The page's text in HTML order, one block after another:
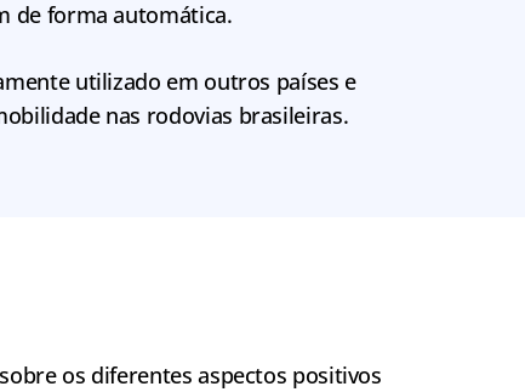
de forma automática.
utilizado em outros países e
nas rodovias brasileiras.
os diferentes aspectos positivos